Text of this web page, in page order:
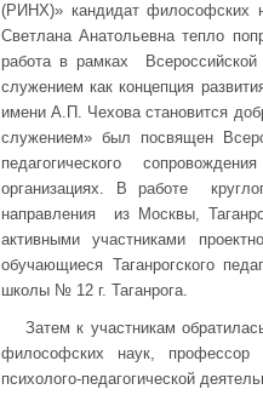
(РИНХ)» кандидат философских
Светлана Анатольевна тепло
работа в рамках
служением как концепция
имени А.П. Чехова становится
служением» был посвящен
педагогического
организациях. В работе
направления из Москвы,
активными участниками
обучающиеся Таганрогского
школы № 12 г. Таганрога.
Затем к участникам
философских наук,
психолого-педагогической